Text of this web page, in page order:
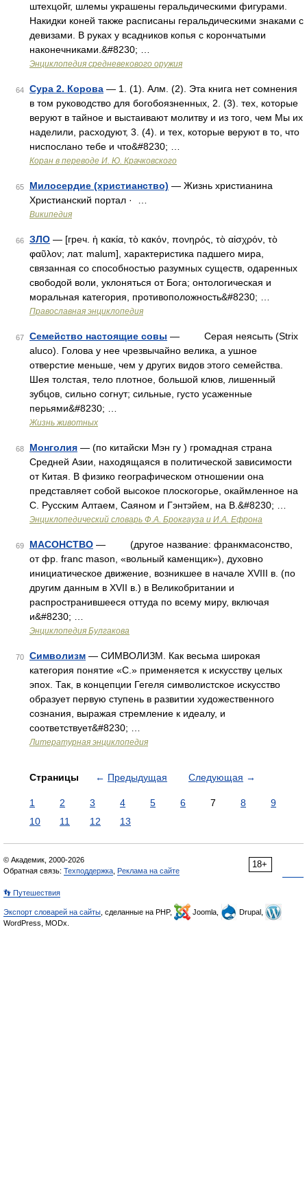
штехцойг, шлемы украшены геральдическими фигурами.
Накидки коней также расписаны геральдическими знаками с
девизами. В руках у всадников копья с корончатыми
наконечниками.&#8230; …
Энциклопедия средневекового оружия
64 Сура 2. Корова — 1. (1). Алм. (2). Эта книга нет сомнения
в том руководство для богобоязненных, 2. (3). тех, которые
веруют в тайное и выстаивают молитву и из того, чем Мы их
наделили, расходуют, 3. (4). и тех, которые веруют в то, что
ниспослано тебе и что&#8230; …
Коран в переводе И. Ю. Крачковского
65 Милосердие (христианство) — Жизнь христианина
Христианский портал · ‎ …
Википедия
66 ЗЛО — [греч. ἡ κακία, τὸ κακόν, πονηρός, τὸ αἰσχρόν, τὸ
φαῦλον; лат. malum], характеристика падшего мира,
связанная со способностью разумных существ, одаренных
свободой воли, уклоняться от Бога; онтологическая и
моральная категория, противоположность&#8230; …
Православная энциклопедия
67 Семейство настоящие совы — Серая неясыть (Strix
aluco). Голова у нее чрезвычайно велика, а ушное
отверстие меньше, чем у других видов этого семейства.
Шея толстая, тело плотное, большой клюв, лишенный
зубцов, сильно согнут; сильные, густо усаженные
перьями&#8230; …
Жизнь животных
68 Монголия — (по китайски Мэн гу ) громадная страна
Средней Азии, находящаяся в политической зависимости
от Китая. В физико географическом отношении она
представляет собой высокое плоскогорье, окаймленное на
С. Русским Алтаем, Саяном и Гэнтэйем, на В.&#8230; …
Энциклопедический словарь Ф.А. Брокгауза и И.А. Ефрона
69 МАСОНСТВО — (другое название: франкмасонство,
от фр. franc mason, «вольный каменщик»), духовно
инициатическое движение, возникшее в начале XVIII в. (по
другим данным в XVII в.) в Великобритании и
распространившееся оттуда по всему миру, включая
и&#8230; …
Энциклопедия Булгакова
70 Символизм — СИМВОЛИЗМ. Как весьма широкая
категория понятие «С.» применяется к искусству целых
эпох. Так, в концепции Гегеля символистское искусство
образует первую ступень в развитии художественного
сознания, выражая стремление к идеалу, и
соответствует&#8230; …
Литературная энциклопедия
Страницы ← Предыдущая Следующая →
1 2 3 4 5 6 7 8
9
10
11 12 13
18+
© Академик, 2000-2026
Обратная связь: Техподдержка Реклама на сайте
👣 Путешествия
Экспорт словарей на сайты , сделанные на PHP, Joomla,
Drupal,
WordPress, MODx.